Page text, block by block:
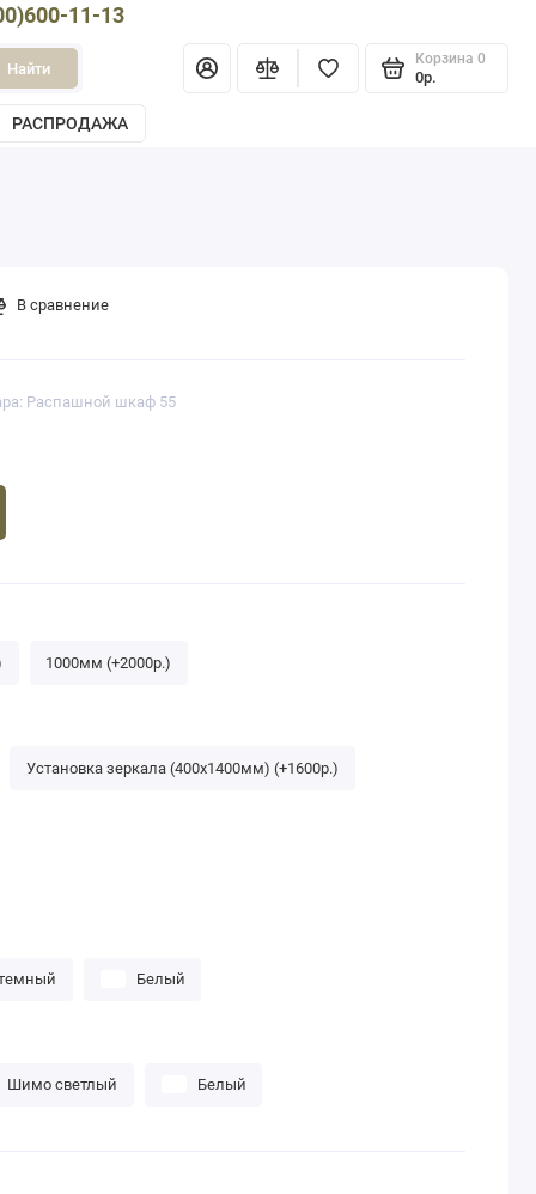
11-13
Найти
Корзина 0
0р.
РАСПРОДАЖА
Распашной шкаф 55
В сравнение
1000мм (+2000р.)
Установка зеркала (400х1400мм) (+1600р.)
Белый
Шимо светлый Белый